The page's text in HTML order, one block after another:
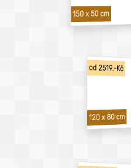
150 x 50 cm
od 2519,-Kč
120 x 80 cm